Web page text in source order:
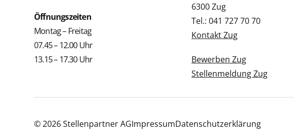
Öffnungszeiten
Montag – Freitag
07.45 – 12.00 Uhr
13.15 – 17.30 Uhr
6300 Zug
Tel.: 041 727 70 70
Kontakt Zug
Bewerben Zug
Stellenmeldung Zug
© 2026 Stellenpartner AGImpressumDatenschutzerklärung